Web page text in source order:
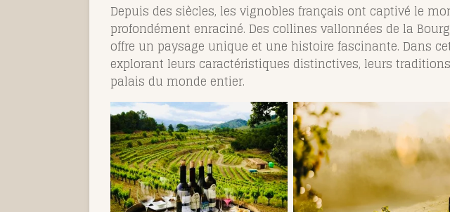
Depuis des siècles, les vignobles français ont captivé le
profondément enraciné. Des collines vallonnées de la
offre un paysage unique et une histoire fascinante. Dans
explorant leurs caractéristiques distinctives, leurs
palais du monde entier.